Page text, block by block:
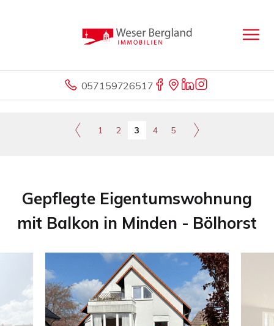
057159726517
1 2 3 4 5
Gepflegte Eigentumswohnung
mit Balkon in Minden - Bölhorst